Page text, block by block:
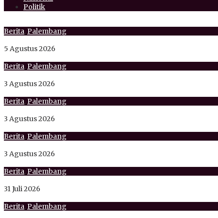
Politik
Berita,Palembang
5 Agustus 2026
Berita,Palembang
3 Agustus 2026
Berita,Palembang
3 Agustus 2026
Berita,Palembang
3 Agustus 2026
Berita,Palembang
31 Juli 2026
Berita,Palembang